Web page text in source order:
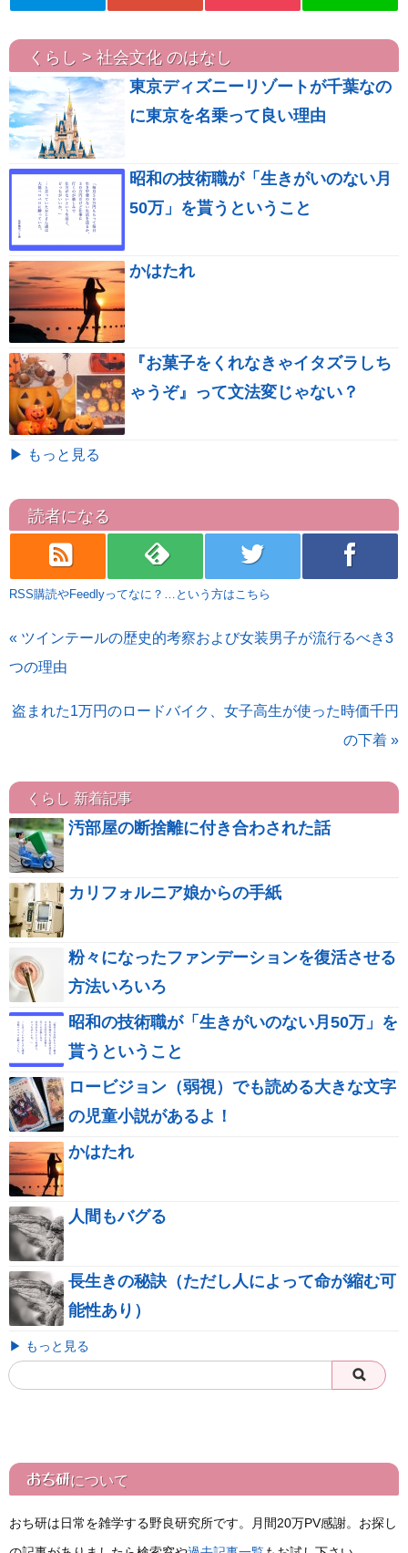
くらし > 社会文化 のはなし
東京ディズニーリゾートが千葉なの
に東京を名乗って良い理由
昭和の技術職が「生きがいのない月
50万」を貰うということ
かはたれ
『お菓子をくれなきゃイタズラしち
ゃうぞ』って文法変じゃない？
▶ もっと見る
読者になる
rss feedly twitter facebook
RSS購読やFeedlyってなに？…という方はこちら
« ツインテールの歴史的考察および女装男子が流行るべき3
つの理由
盗まれた1万円のロードバイク、女子高生が使った時価千円
の下着 »
くらし 新着記事
汚部屋の断捨離に付き合わされた話
カリフォルニア娘からの手紙
粉々になったファンデーションを復活させる
方法いろいろ
昭和の技術職が「生きがいのない月50万」を
貰うということ
ロービジョン（弱視）でも読める大きな文字
の児童小説があるよ！
かはたれ
人間もバグる
長生きの秘訣（ただし人によって命が縮む可
能性あり）
▶ もっと見る
おち研について
おち研は日常を雑学する野良研究所です。月間20万PV感謝。お探し